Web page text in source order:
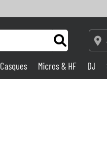
Casques Micros & HF DJ